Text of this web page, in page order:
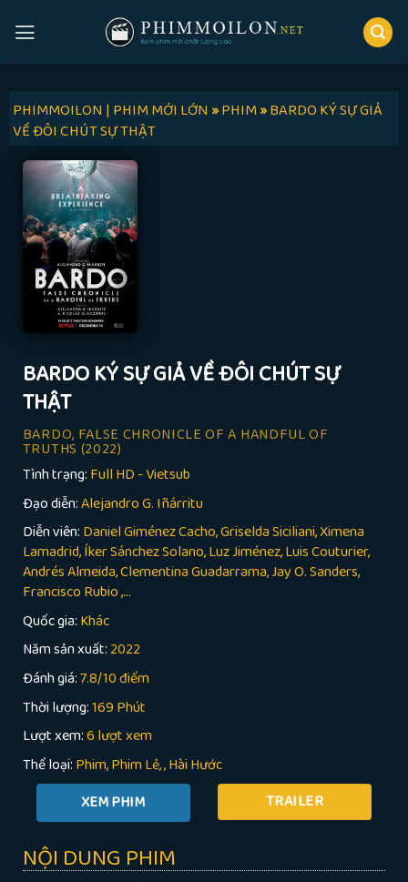
PHIMMOILON | PHIM MỚI LỚN»PHIM»BARDO KÝ SỰ GIẢ
VỀ ĐÔI CHÚT SỰ THẬT
BARDO KÝ SỰ GIẢ VỀ ĐÔI CHÚT SỰ
THẬT
BARDO, FALSE CHRONICLE OF A HANDFUL OF
TRUTHS (2022)
Tình trạng: Full HD - Vietsub
Đạo diễn:Alejandro G. Iñárritu
Diễn viên: Daniel Giménez Cacho, Griselda Siciliani, Ximena
Lamadrid, Íker Sánchez Solano, Luz Jiménez, Luis Couturier,
Andrés Almeida, Clementina Guadarrama, Jay O. Sanders,
Francisco Rubio ,...
Quốc gia: Khác
Năm sản xuất: 2022
Đánh giá:7.8/10 điểm
Thời lượng:169 Phút
Lượt xem:6 lượt xem
Thể loại: Phim Phim Lẻ ,Hài Hước
TRAILER
NỘI DUNG PHIM